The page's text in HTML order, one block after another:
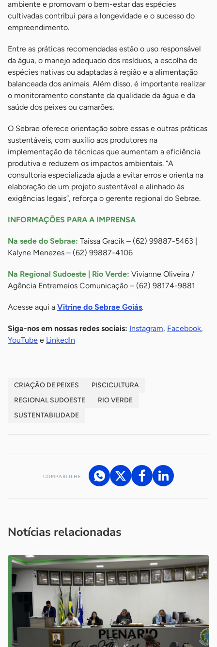
ambiente e promovam o bem-estar das espécies
cultivadas contribui para a longevidade e o sucesso do
empreendimento.
Entre as práticas recomendadas estão o uso responsável
da água, o manejo adequado dos resíduos, a escolha de
espécies nativas ou adaptadas à região e a alimentação
balanceada dos animais. Além disso, é importante realizar
o monitoramento constante da qualidade da água e da
saúde dos peixes ou camarões.
O Sebrae oferece orientação sobre essas e outras práticas
sustentáveis, com auxílio aos produtores na
implementação de técnicas que aumentam a eficiência
produtiva e reduzem os impactos ambientais. “A
consultoria especializada ajuda a evitar erros e orienta na
elaboração de um projeto sustentável e alinhado às
exigências legais”, reforça o gerente regional do Sebrae.
INFORMAÇÕES PARA A IMPRENSA
Na sede do Sebrae: Taissa Gracik – (62) 99887-5463 |
Kalyne Menezes – (62) 99887-4106
Na Regional Sudoeste | Rio Verde: Vivianne Oliveira /
Agência Entremeios Comunicação – (62) 98174-9881
Acesse aqui a Vitrine do Sebrae Goiás.
Siga-nos em nossas redes sociais: Instagram, Facebook,
YouTube e LinkedIn
CRIAÇÃO DE PEIXES
PISCICULTURA
REGIONAL SUDOESTE
RIO VERDE
SUSTENTABILIDADE
COMPARTILHE
Notícias relacionadas